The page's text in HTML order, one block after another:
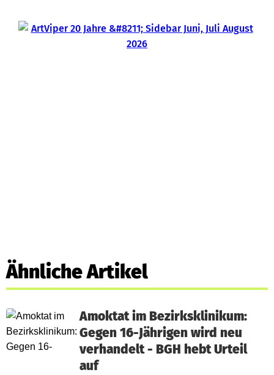
Ähnliche Artikel
Amoktat im Bezirksklinikum:
Gegen 16-Jährigen wird neu
verhandelt - BGH hebt Urteil
auf